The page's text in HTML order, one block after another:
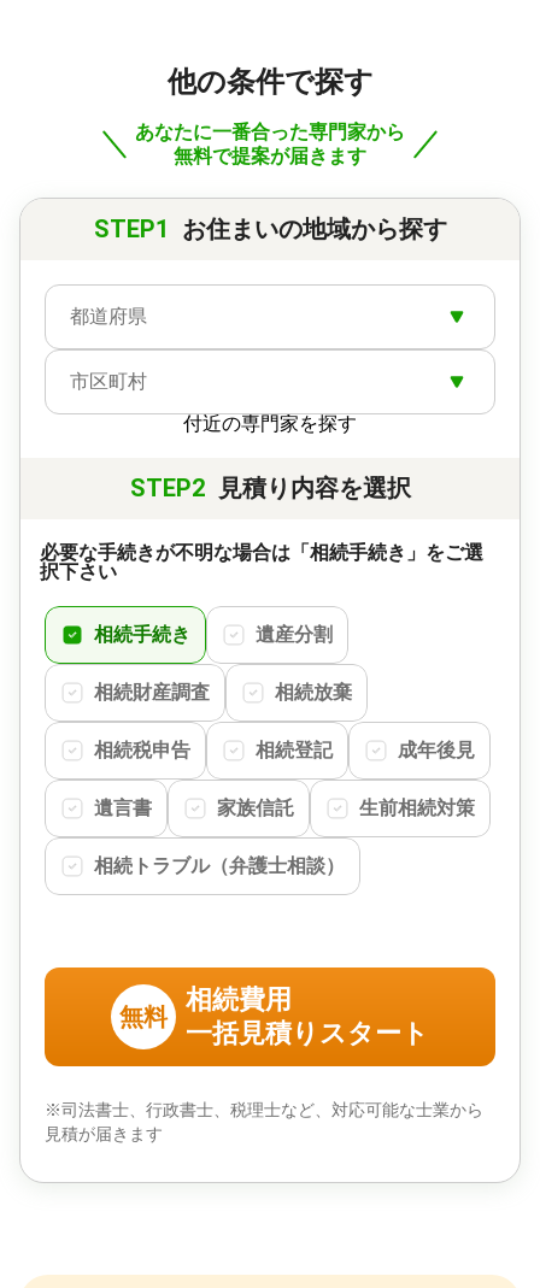
他の条件で探す
あなたに一番合った専門家から
無料で提案が届きます
STEP1 お住まいの地域から探す
都道府県
市区町村
付近の専門家を探す
STEP2 見積り内容を選択
必要な手続きが不明な場合は「相続手続き」をご選
択下さい
相続手続き 遺産分割
相続財産調査 相続放棄
相続税申告 相続登記 成年後見
遺言書 家族信託 生前相続対策
相続トラブル（弁護士相談）
無料
相続費用
一括見積りスタート
※司法書士、行政書士、税理士など、対応可能な士業から
見積が届きます